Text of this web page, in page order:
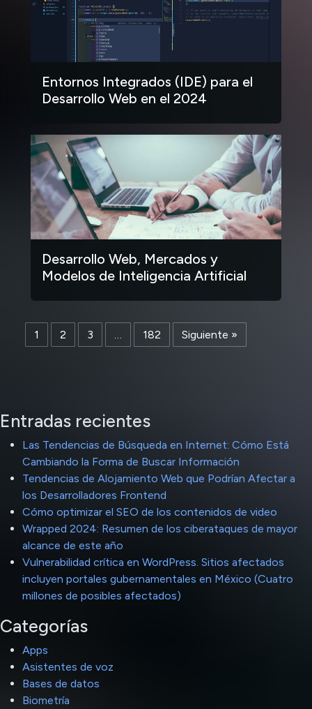
Entornos Integrados (IDE) para el
Desarrollo Web en el 2024
Desarrollo Web, Mercados y
Modelos de Inteligencia Artificial
1 2 3 … 182 Siguiente »
Entradas recientes
Las Tendencias de Búsqueda en Internet: Cómo Está
Cambiando la Forma de Buscar Información
Tendencias de Alojamiento Web que Podrían Afectar a
los Desarrolladores Frontend
Cómo optimizar el SEO de los contenidos de video
Wrapped 2024: Resumen de los ciberataques de mayor
alcance de este año
Vulnerabilidad crítica en WordPress. Sitios afectados
incluyen portales gubernamentales en México (Cuatro
millones de posibles afectados)
Categorías
Apps
Asistentes de voz
Bases de datos
Biometría